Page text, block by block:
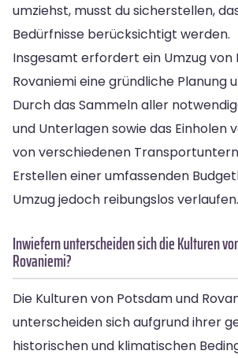
umziehst, musst du sicherstellen,
Bedürfnisse berücksichtigt werden.
Insgesamt erfordert ein Umzug von
Rovaniemi eine gründliche Planung
Durch das Sammeln aller
und Unterlagen sowie das Einholen
von verschiedenen
Erstellen einer umfassenden
Umzug jedoch reibungslos verlaufen.
Inwiefern unterscheiden sich die Kulturen
Rovaniemi?
Die Kulturen von Potsdam und
unterscheiden sich aufgrund ihrer
historischen und klimatischen